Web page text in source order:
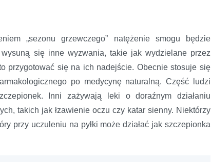
„sezonu grzewczego” natężenie smogu będzie
się inne wyzwania, takie jak wydzielane przez
przygotować się na ich nadejście. Obecnie stosuje się
po medycynę naturalną. Część ludzi
Inni zażywają leki o doraźnym działaniu
takich jak łzawienie oczu czy katar sienny. Niektórzy
przy uczuleniu na pyłki może działać jak szczepionka